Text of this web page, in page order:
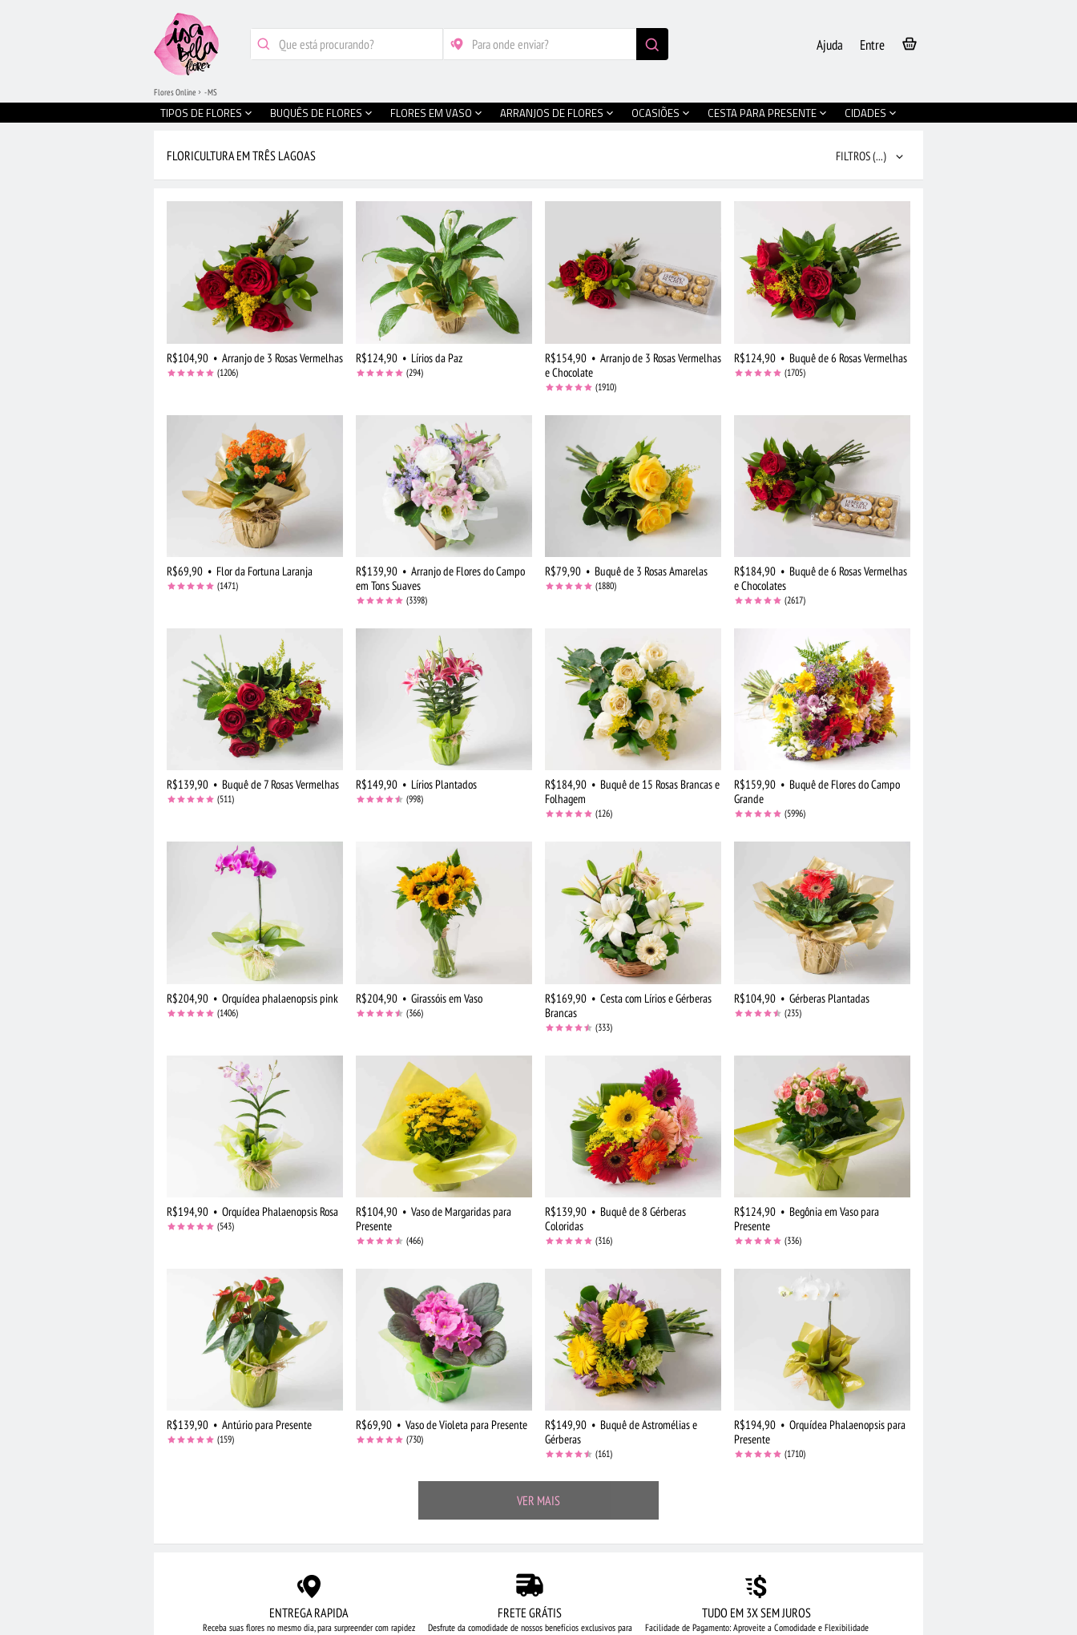
Entre
Ajuda
TIPOS DE FLORES BUQUÊS DE FLORES FLORES EM VASO ARRANJOS DE FLORES OCASIÕES CESTA PARA PRESENTE CIDADES
Flores Online - MS
FLORICULTURA EM TRÊS LAGOAS FILTROS(...)
R$104,90 • Arranjo de 3 Rosas Vermelhas
(1206)
R$124,90 • Lírios da Paz
(294)
R$154,90 • Arranjo de 3 Rosas Vermelhas
e Chocolate
(1910)
R$124,90 • Buquê de 6 Rosas Vermelhas
(1705)
R$69,90 • Flor da Fortuna Laranja
(1471)
R$139,90 • Arranjo de Flores do Campo
em Tons Suaves
(3398)
R$79,90 • Buquê de 3 Rosas Amarelas
(1880)
R$184,90 • Buquê de 6 Rosas Vermelhas
e Chocolates
(2617)
R$139,90 • Buquê de 7 Rosas Vermelhas
(511)
R$149,90 • Lírios Plantados
(998)
R$184,90 • Buquê de 15 Rosas Brancas e
Folhagem
(126)
R$159,90 • Buquê de Flores do Campo
Grande
(5996)
R$204,90 • Orquídea phalaenopsis pink
(1406)
R$204,90 • Girassóis em Vaso
(366)
R$169,90 • Cesta com Lírios e Gérberas
Brancas
(333)
R$104,90 • Gérberas Plantadas
(235)
R$194,90 • Orquídea Phalaenopsis Rosa
(543)
R$104,90 • Vaso de Margaridas para
Presente
(466)
R$139,90 • Buquê de 8 Gérberas
Coloridas
(316)
R$124,90 • Begônia em Vaso para
Presente
(336)
R$139,90 • Antúrio para Presente
(159)
R$69,90 • Vaso de Violeta para Presente
(730)
R$149,90 • Buquê de Astromélias e
Gérberas
(161)
R$194,90 • Orquídea Phalaenopsis para
Presente
(1710)
VER MAIS
ENTREGA RAPIDA
Receba suas flores no mesmo dia,para surpreender com rapidez
FRETE GRÁTIS
Desfrute da comodidade de nossosbenefícios exclusivos para
TUDO EM 3X SEM JUROS
Facilidade de Pagamento: Aproveitea Comodidade e Flexibilidade